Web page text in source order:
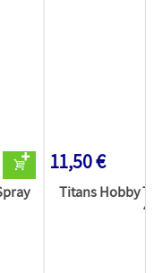
11,50 €
Titans Hobby